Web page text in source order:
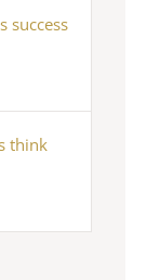
success
think